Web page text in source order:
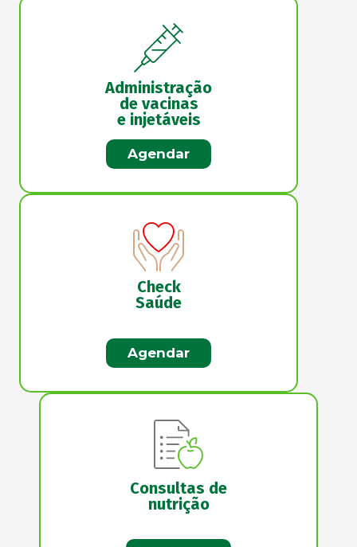
Administração
de vacinas
e injetáveis
Agendar
Check
Saúde
Agendar
Consultas de
nutrição